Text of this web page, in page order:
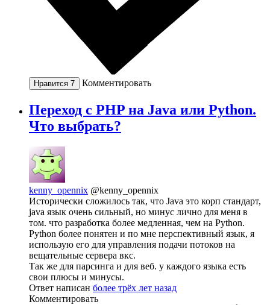
Нравится 7 Комментировать
Переход с PHP на Java или Python.
Что выбрать?
kenny_opennix @kenny_opennix
Исторически сложилось так, что Java это корп стандарт,
java язык очень сильный, но минус лично для меня в
том. что разработка более медленная, чем на Python.
Python более понятен и по мне перспективный язык, я
использую его для управления подачи потоков на
вещательные сервера вкс.
Так же для парсинга и для веб. у каждого языка есть
свои плюсы и минусы.
Ответ написан более трёх лет назад
Комментировать